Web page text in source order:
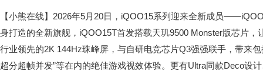
【小熊在线】2026年5月20日，iQOO15系列迎来全新成员
身打造的全新旗舰，iQOO15T首发搭载天玑9500 Monster版芯片
行业领先的2K 144Hz珠峰屏，与自研电竞芯片Q3强强联手，带来包
超分超帧并发”等在内的绝佳游戏视效体验。更有Ultra同款Deco设